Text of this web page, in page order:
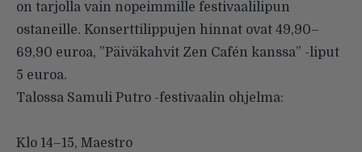
on tarjolla vain nopeimmille festivaalilipun
ostaneille. Konserttilippujen hinnat ovat 49,90–
69,90 euroa, ”Päiväkahvit Zen Cafén kanssa” -liput
5 euroa.
Talossa Samuli Putro -festivaalin ohjelma:
Klo 14–15, Maestro